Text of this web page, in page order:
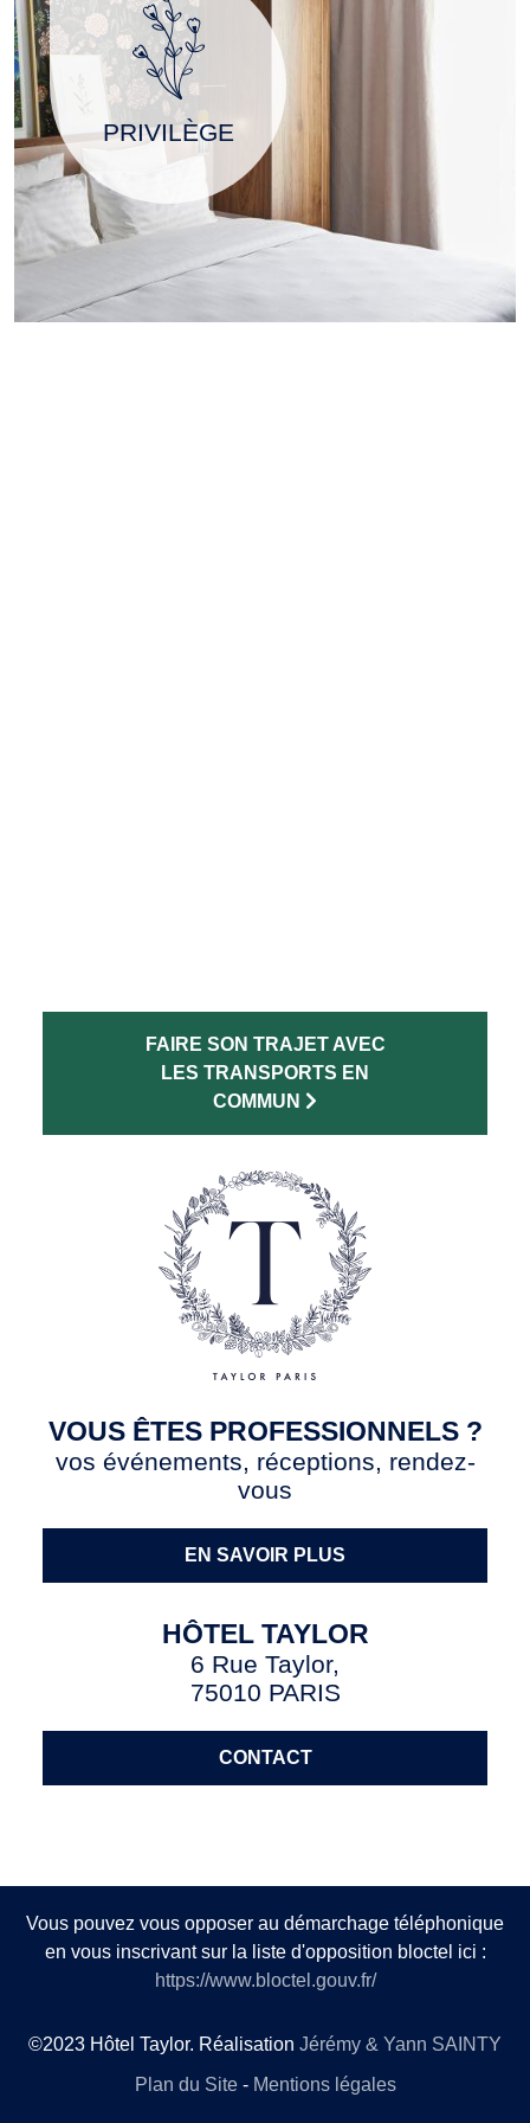
PRIVILÈGE
FAIRE SON TRAJET AVEC
LES TRANSPORTS EN
COMMUN
VOUS ÊTES PROFESSIONNELS ?
vos événements, réceptions, rendez-
vous
EN SAVOIR PLUS
HÔTEL TAYLOR
6 Rue Taylor,
75010 PARIS
CONTACT
Vous pouvez vous opposer au démarchage téléphonique
en vous inscrivant sur la liste d'opposition bloctel ici :
https://www.bloctel.gouv.fr/
©2023 Hôtel Taylor. Réalisation Jérémy & Yann SAINTY
Plan du Site - Mentions légales